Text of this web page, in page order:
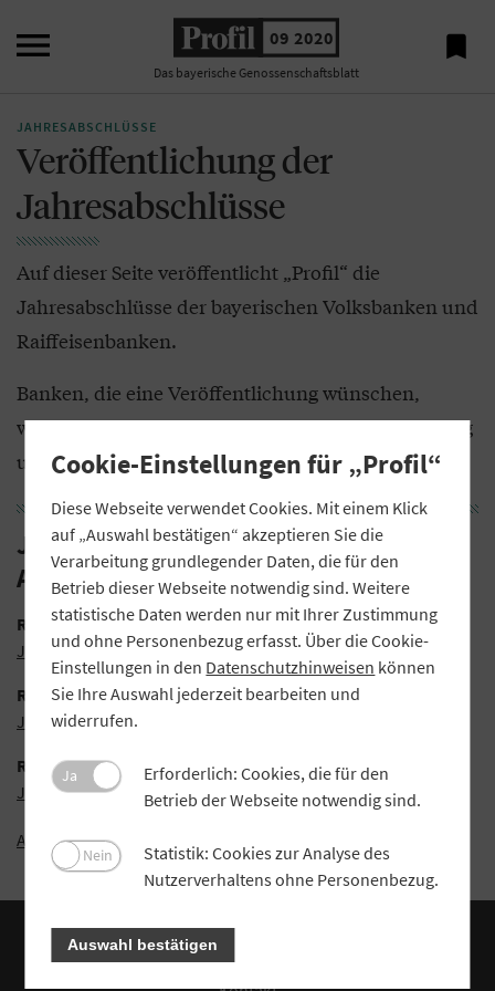
 09 2020
Das bayerische Genossenschaftsblatt

JAHRESABSCHLÜSSE
Veröffentlichung der
Jahresabschlüsse
Auf dieser Seite veröffentlicht „Profil“ die
Jahresabschlüsse der bayerischen Volksbanken und
Raiffeisenbanken.
Banken, die eine Veröffentlichung wünschen,
wenden sich bitte an die „Profil“-Anzeigenabteilung
unter:anzeigen(at)profil.bayern
Jahresabschlüsse September-
Ausgabe
Raiffeisenbank Jettingen-Scheppach eG
Jahresabschluss (PDF)
Raiffeisenbank St. Wolfgang-Schwindkirchen eG
Jahresabschluss (PDF)
Raiffeisenbank Westallgäu eG
Jahresabschluss (PDF)
Alle Jahresabschlüsse (PDF)
Über Profil
Cookie-Einstellungen für „Profil“
Diese Webseite verwendet Cookies. Mit einem Klick
auf „Auswahl bestätigen“ akzeptieren Sie die
Verarbeitung grundlegender Daten, die für den
Betrieb dieser Webseite notwendig sind. Weitere
statistische Daten werden nur mit Ihrer Zustimmung
und ohne Personenbezug erfasst. Über die Cookie-
Einstellungen in den Datenschutzhinweisen können
Sie Ihre Auswahl jederzeit bearbeiten und
widerrufen.
Ja
Erforderlich: Cookies, die für den
Betrieb der Webseite notwendig sind.
Nein
Statistik: Cookies zur Analyse des
Nutzerverhaltens ohne Personenbezug.
Auswahl bestätigen